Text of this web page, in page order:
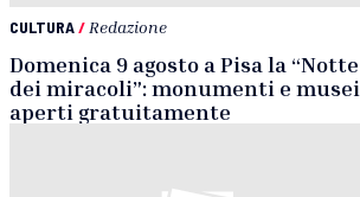
CULTURA/ Redazione
Domenica 9 agosto a Pisa la “Notte
dei miracoli”: monumenti e musei
aperti gratuitamente